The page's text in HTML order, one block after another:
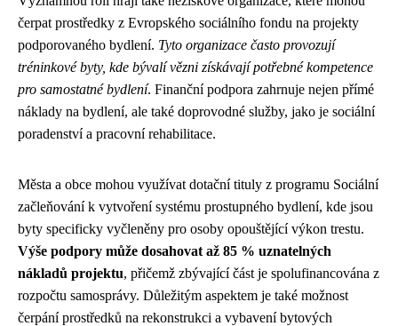
čerpat prostředky z Evropského sociálního fondu na projekty
podporovaného bydlení. Tyto organizace často provozují
tréninkové byty, kde bývalí vězni získávají potřebné kompetence
pro samostatné bydlení. Finanční podpora zahrnuje nejen přímé
náklady na bydlení, ale také doprovodné služby, jako je sociální
poradenství a pracovní rehabilitace.
Města a obce mohou využívat dotační tituly z programu Sociální
začleňování k vytvoření systému prostupného bydlení, kde jsou
byty specificky vyčleněny pro osoby opouštějící výkon trestu.
Výše podpory může dosahovat až 85 % uznatelných
nákladů projektu, přičemž zbývající část je spolufinancována z
rozpočtu samosprávy. Důležitým aspektem je také možnost
čerpání prostředků na rekonstrukci a vybavení bytových